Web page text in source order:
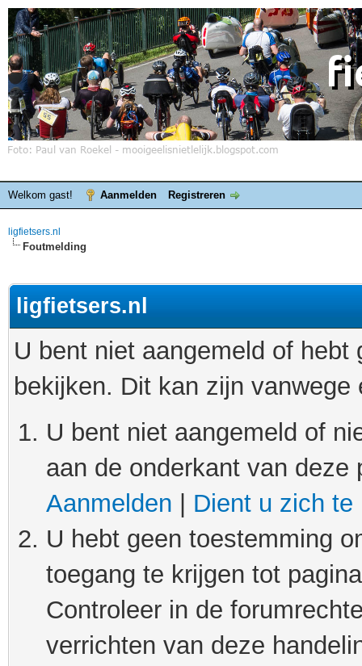
Welkom gast! Aanmelden Registreren
ligfietsers.nl
Foutmelding
ligfietsers.nl
U bent niet aangemeld of
bekijken. Dit kan zijn
U bent niet aangemeld of
aan de onderkant van
Aanmelden
Dient u zich te
U hebt geen toestemming
toegang te krijgen tot
Controleer in de
verrichten van deze